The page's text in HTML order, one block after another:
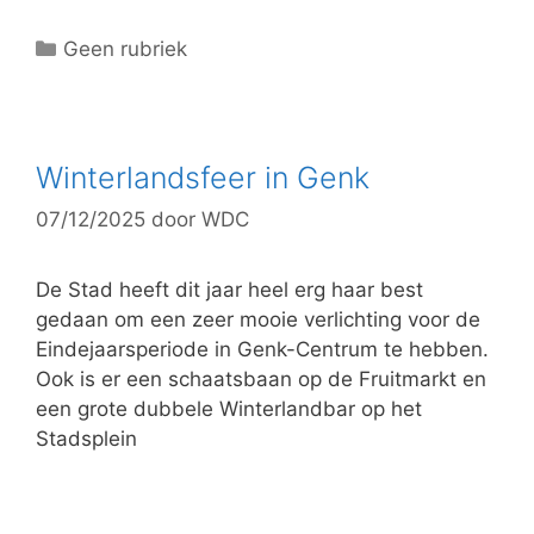
C
g
r
e
ë
n
Geen rubriek
Winterlandsfeer in Genk
07/12/2025 door WDC
De Stad heeft dit jaar heel erg haar best
gedaan om een zeer mooie verlichting voor de
Eindejaarsperiode in Genk-Centrum te hebben.
Ook is er een schaatsbaan op de Fruitmarkt en
een grote dubbele Winterlandbar op het
Stadsplein